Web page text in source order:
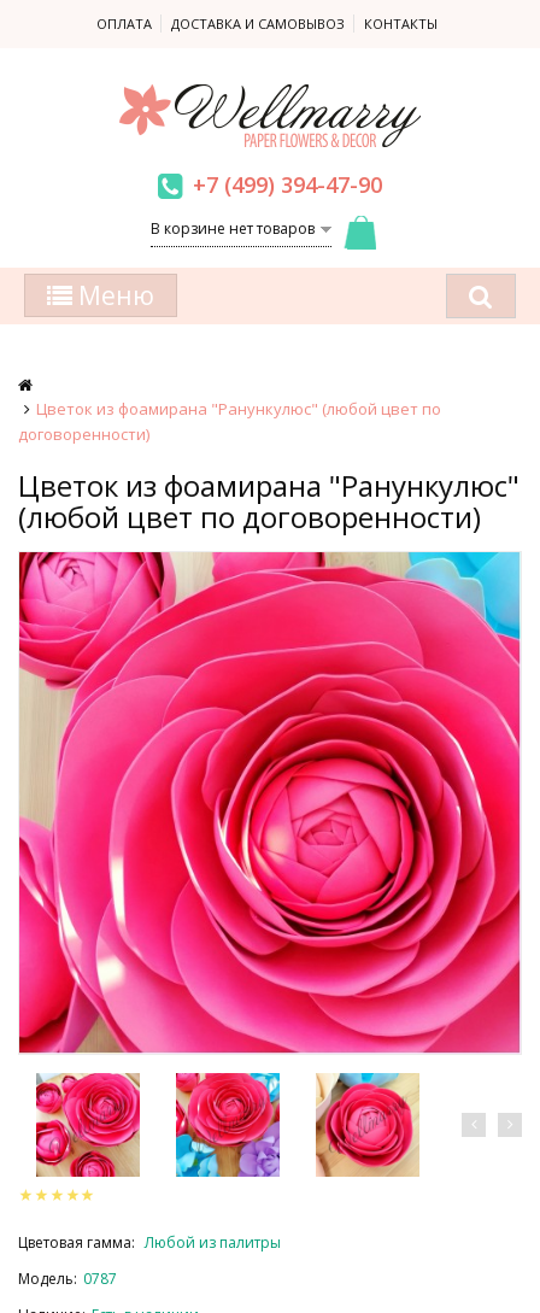
ОПЛАТА ДОСТАВКА И САМОВЫВОЗ КОНТАКТЫ
+7 (499) 394-47-90
В корзине нет товаров
Меню
Цветок из фоамирана "Ранункулюс" (любой цвет по
договоренности)
Цветок из фоамирана "Ранункулюс"
(любой цвет по договоренности)
Цветовая гамма: Любой из палитры
Модель: 0787